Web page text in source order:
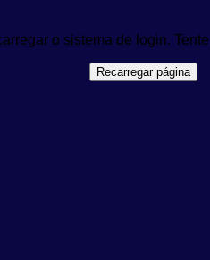
o sistema de login.
Recarregar página